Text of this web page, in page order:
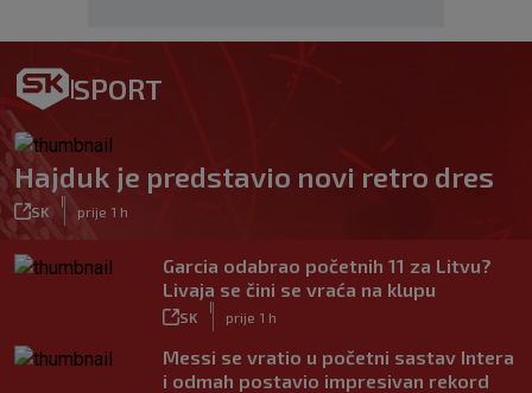
SPORT
Hajduk je predstavio novi retro dres
SK prije 1 h
Garcia odabrao početnih 11 za Litvu?
Livaja se čini se vraća na klupu
SK prije 1 h
Messi se vratio u početni sastav Intera
i odmah postavio impresivan rekord